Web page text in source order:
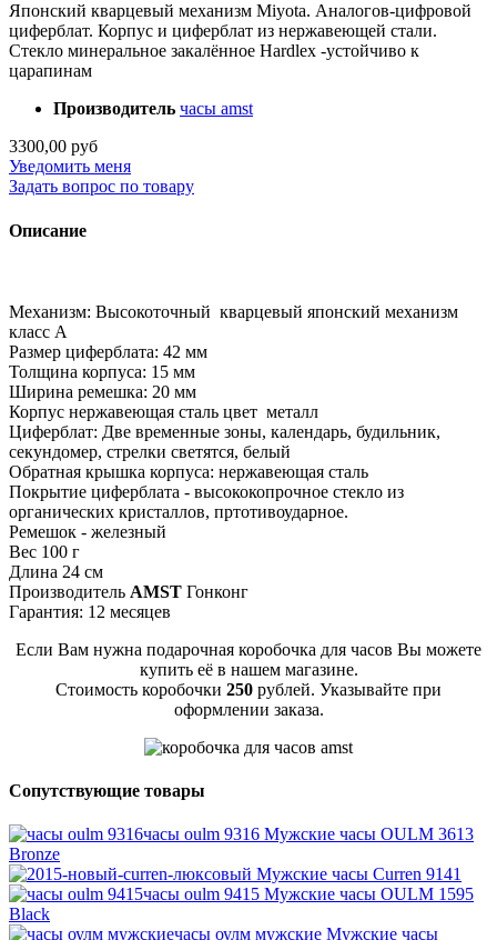
Японский кварцевый механизм Miyota. Аналогов-цифровой
циферблат. Корпус и циферблат из нержавеющей стали.
Стекло минеральное закалённое Hardlex -устойчиво к
царапинам
Производитель часы amst
3300,00 руб
Уведомить меня
Задать вопрос по товару
Описание
Механизм: Высокоточный кварцевый японский механизм
класс А
Размер циферблата: 42 мм
Толщина корпуса: 15 мм
Ширина ремешка: 20 мм
Корпус нержавеющая сталь цвет металл
Циферблат: Две временные зоны, календарь, будильник,
секундомер, стрелки светятся, белый
Обратная крышка корпуса: нержавеющая сталь
Покрытие циферблата - высококопрочное стекло из
органических кристаллов, пртотивоударное.
Ремешок - железный
Вес 100 г
Длина 24 см
Производитель AMST Гонконг
Гарантия: 12 месяцев
Если Вам нужна подарочная коробочка для часов Вы можете
купить её в нашем магазине.
Стоимость коробочки 250 рублей. Указывайте при
оформлении заказа.
Сопутствующие товары
часы oulm 9316 Мужские часы OULM 3613
Bronze
Мужские часы Curren 9141
часы oulm 9415 Мужские часы OULM 1595
Black
часы оулм мужские Мужские часы